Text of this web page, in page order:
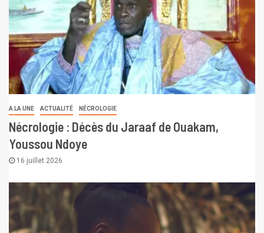
A LA UNE ACTUALITÉ NÉCROLOGIE
Nécrologie : Décès du Jaraaf de Ouakam,
Youssou Ndoye
16 juillet 2026